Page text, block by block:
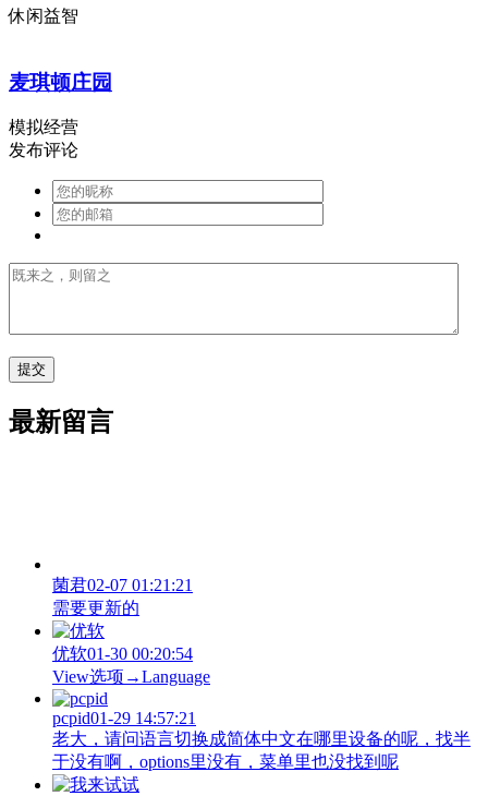
休闲益智
麦琪顿庄园
模拟经营
发布评论
最新留言
菌君02-07 01:21:21
需要更新的
优软01-30 00:20:54
View‌选项→Language
pcpid01-29 14:57:21
老大，请问语言切换成简体中文在哪里设备的呢，找半
于没有啊，options里没有，菜单里也没找到呢